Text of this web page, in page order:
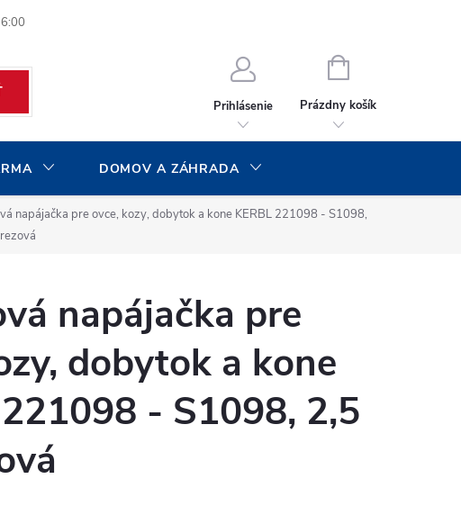
Prihlásenie
NÁKUPNÝ
Prázdny košík
DOMOV A ZÁHRADA
napájačka pre ovce, kozy, dobytok a kone KERBL 221098 - S1098,
napájačka pre
dobytok a kone
- S1098, 2,5